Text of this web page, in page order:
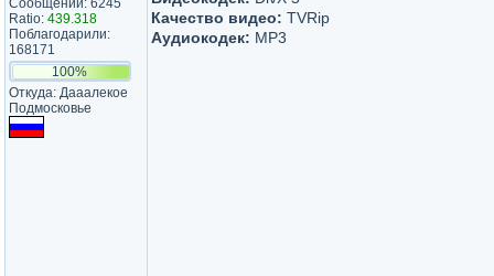
Сообщений: 6245
Ratio: 439.318
Поблагодарили:
168171
100%
Откуда: Дааалекое
Подмосковье
Качество видео: TVRip
Аудиокодек: MP3